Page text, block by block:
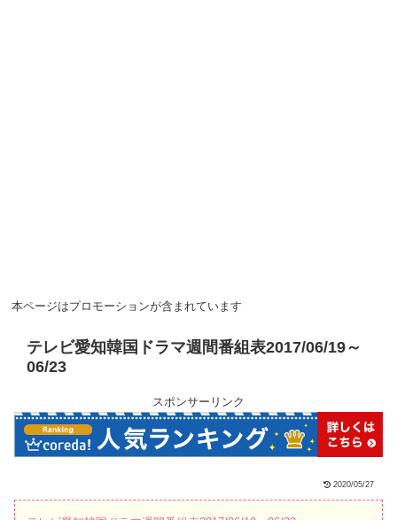
本ページはプロモーションが含まれています
テレビ愛知韓国ドラマ週間番組表2017/06/19～
06/23
スポンサーリンク
2020/05/27